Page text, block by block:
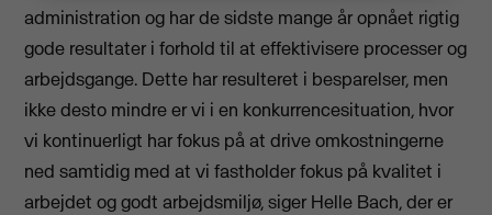
administration og har de sidste mange år opnået rigtig
gode resultater i forhold til at effektivisere processer og
arbejdsgange. Dette har resulteret i besparelser, men
ikke desto mindre er vi i en konkurrencesituation, hvor
vi kontinuerligt har fokus på at drive omkostningerne
ned samtidig med at vi fastholder fokus på kvalitet i
arbejdet og godt arbejdsmiljø, siger Helle Bach, der er